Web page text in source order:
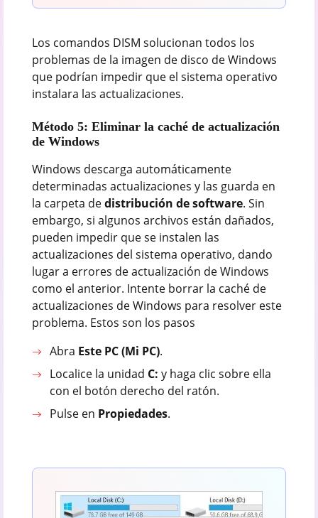
Los comandos DISM solucionan todos los
problemas de la imagen de disco de Windows
que podrían impedir que el sistema operativo
instalara las actualizaciones.
Método 5: Eliminar la caché de actualización
de Windows
Windows descarga automáticamente
determinadas actualizaciones y las guarda en
la carpeta dedistribución de software. Sin
embargo, si algunos archivos están dañados,
pueden impedir que se instalen las
actualizaciones del sistema operativo, dando
lugar a errores de actualización de Windows
como el anterior. Intente borrar la caché de
actualizaciones de Windows para resolver este
problema. Estos son los pasos
Abra Este PC (Mi PC).
Localice la unidad C:y haga clic sobre ella
con el botón derecho del ratón.
Pulse en Propiedades.